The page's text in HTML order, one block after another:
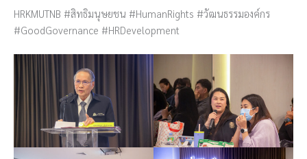
HRKMUTNB #สิทธิมนุษยชน #HumanRights #วัฒนธรรมองค์กร
#GoodGovernance #HRDevelopment